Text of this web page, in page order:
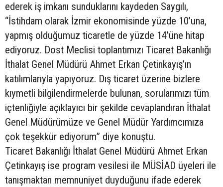
ederek iş imkanı sunduklarını kaydeden Saygılı,
“İstihdam olarak İzmir ekonomisinde yüzde 10’una,
yapmış olduğumuz ticaretle de yüzde 14’üne hitap
ediyoruz. Dost Meclisi toplantımızı Ticaret Bakanlığı
İthalat Genel Müdürü Ahmet Erkan Çetinkayış’ın
katılımlarıyla yapıyoruz. Dış ticaret üzerine bizlere
kıymetli bilgilendirmelerde bulunan, sorularımızı tüm
içtenliğiyle açıklayıcı bir şekilde cevaplandıran İthalat
Genel Müdürümüze ve Genel Müdür Yardımcımıza
çok teşekkür ediyorum” diye konuştu.
Ticaret Bakanlığı İthalat Genel Müdürü Ahmet Erkan
Çetinkayış ise program vesilesi ile MÜSİAD üyeleri ile
tanışmaktan memnuniyet duyduğunu ifade ederek